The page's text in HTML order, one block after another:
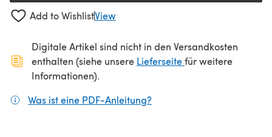
Add to WishlistView
Digitale Artikel sind nicht in den Versandkosten
enthalten (siehe unsere Lieferseite(öffnet sich in
für weitere
Informationen).
Was ist eine PDF-Anleitung?